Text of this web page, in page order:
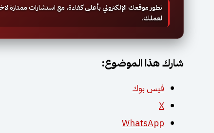
نطور موقعك الإلكتروني بأعلى كفاءة، مع استشارات ممتازة
لعملك.
شارك هذا الموضوع:
فيس بوك
X
WhatsApp